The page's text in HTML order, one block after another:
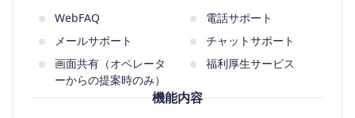
WebFAQ
電話サポート
メールサポート
チャットサポート
画面共有（オペレータ
ーからの提案時のみ）
福利厚生サービス
機能内容